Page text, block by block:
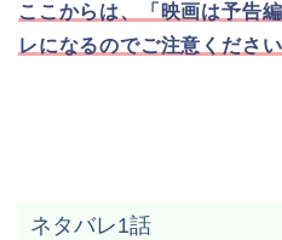
ここからは、「映画は予告
レになるのでご注意ください
ネタバレ1話